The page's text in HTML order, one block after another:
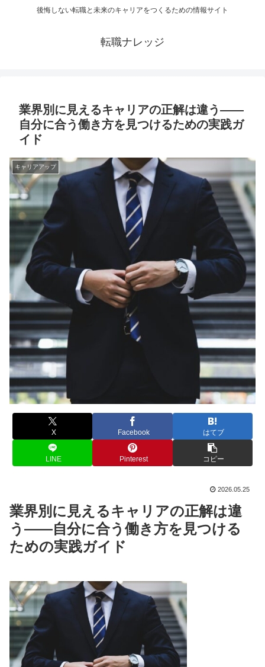
後悔しない転職と未来のキャリアをつくるための情報サイト
転職ナレッジ
業界別に見えるキャリアの正解は違う――
自分に合う働き方を見つけるための実践ガ
イド
キャリアアップ
X Facebook はてブ
LINE Pinterest コピー
2026.05.25
業界別に見えるキャリアの正解は違
う――自分に合う働き方を見つける
ための実践ガイド